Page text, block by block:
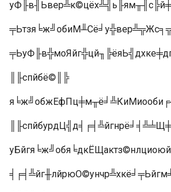
║╟спйбё©║╠